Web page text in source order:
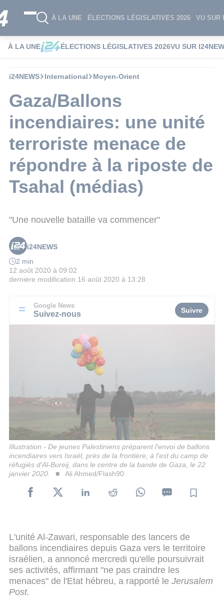
À LA UNE ÉLECTIONS LÉGISLATIVES 2026 VU SUR
À LA UNE ÉLECTIONS LÉGISLATIVES 2026VU SUR
i24NEWS International Moyen-Orient
Gaza/Ballons
incendiaires: une unité
terroriste menace de
répondre à la riposte de
Tsahal (médias)
"Une nouvelle bataille va commencer"
i24NEWS
2 min
12 août 2020 à 09:02
dernière modification 16 août 2020 à 13:28
Google News
Suivez-nous Suivre
Illustration - De jeunes Palestiniens préparent l'envoi de ballons
incendiaires vers Israël, près de la frontière, à l'est du camp de
réfugiés d'Al-Bureij, dans le centre de la bande de Gaza, le 22
janvier 2020.
Ali Ahmed/Flash90
L'unité Al-Zawari, responsable des lancers de
ballons incendiaires depuis Gaza vers le territoire
israélien, a annoncé mercredi qu'elle poursuivrait
ses activités, affirmant "ne pas craindre les
menaces" de l'Etat hébreu, a rapporté le Jerusalem
Post.